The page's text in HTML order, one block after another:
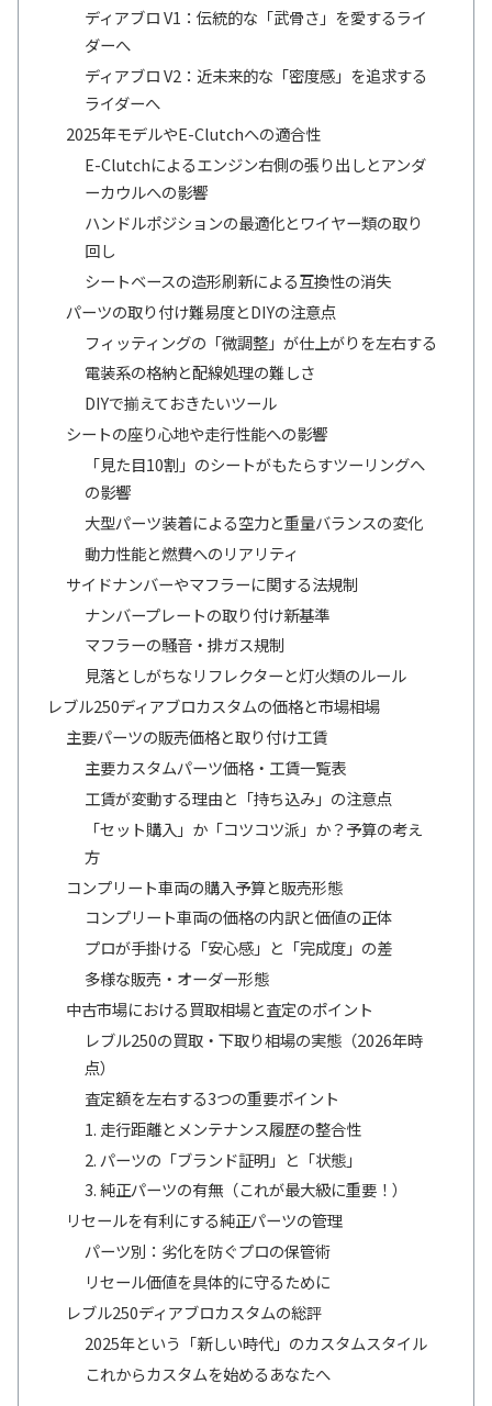
ディアブロ V1：伝統的な「武骨さ」を愛するライ
ダーへ
ディアブロ V2：近未来的な「密度感」を追求する
ライダーへ
2025年モデルやE-Clutchへの適合性
E-Clutchによるエンジン右側の張り出しとアンダ
ーカウルへの影響
ハンドルポジションの最適化とワイヤー類の取り
回し
シートベースの造形刷新による互換性の消失
パーツの取り付け難易度とDIYの注意点
フィッティングの「微調整」が仕上がりを左右する
電装系の格納と配線処理の難しさ
DIYで揃えておきたいツール
シートの座り心地や走行性能への影響
「見た目10割」のシートがもたらすツーリングへ
の影響
大型パーツ装着による空力と重量バランスの変化
動力性能と燃費へのリアリティ
サイドナンバーやマフラーに関する法規制
ナンバープレートの取り付け新基準
マフラーの騒音・排ガス規制
見落としがちなリフレクターと灯火類のルール
レブル250ディアブロカスタムの価格と市場相場
主要パーツの販売価格と取り付け工賃
主要カスタムパーツ価格・工賃一覧表
工賃が変動する理由と「持ち込み」の注意点
「セット購入」か「コツコツ派」か？予算の考え
方
コンプリート車両の購入予算と販売形態
コンプリート車両の価格の内訳と価値の正体
プロが手掛ける「安心感」と「完成度」の差
多様な販売・オーダー形態
中古市場における買取相場と査定のポイント
レブル250の買取・下取り相場の実態（2026年時
点）
査定額を左右する3つの重要ポイント
1. 走行距離とメンテナンス履歴の整合性
2. パーツの「ブランド証明」と「状態」
3. 純正パーツの有無（これが最大級に重要！）
リセールを有利にする純正パーツの管理
パーツ別：劣化を防ぐプロの保管術
リセール価値を具体的に守るために
レブル250ディアブロカスタムの総評
2025年という「新しい時代」のカスタムスタイル
これからカスタムを始めるあなたへ